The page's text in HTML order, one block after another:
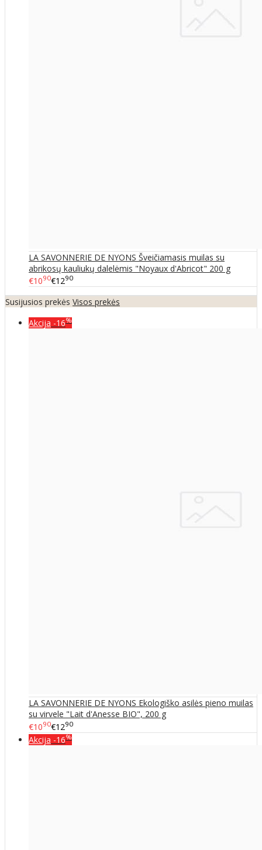
LA SAVONNERIE DE NYONS Šveičiamasis muilas su
abrikosų kauliukų dalelėmis "Noyaux d'Abricot" 200 g
€1090€1290
Susijusios prekės Visos prekės
Akcija -16%
LA SAVONNERIE DE NYONS Ekologiško asilės pieno muilas
su virvele "Lait d'Anesse BIO", 200 g
€1090€1290
Akcija -16%